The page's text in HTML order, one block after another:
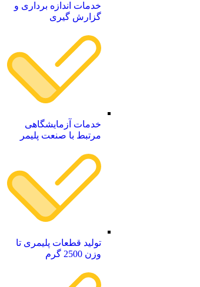
خدمات اندازه برداری و
گزارش گیری
خدمات آزمایشگاهی
مرتبط با صنعت پلیمر
تولید قطعات پلیمری تا
وزن 2500 گرم